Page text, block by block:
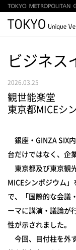
ビジネス
2026.03.25
観世能楽堂
東京都MICEシ
銀座・GINZA SIX
台だけではなく、企
東京都及び東京観
MICEシンポジウム
で、「国際的な会議
ーマに講演・議論が
性が示されました。
今回、目付柱を外